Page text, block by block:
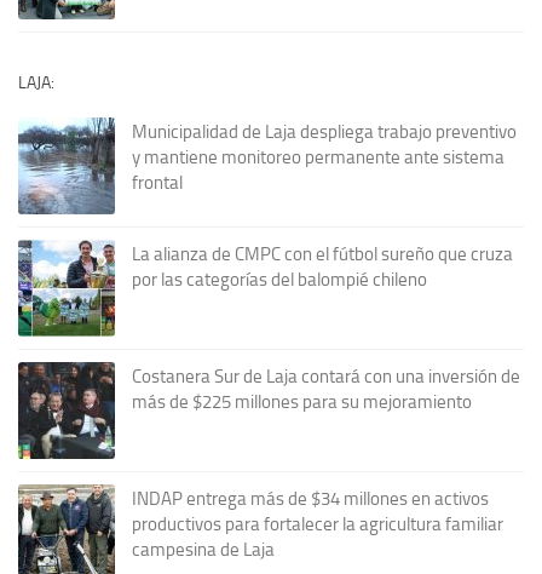
LAJA:
Municipalidad de Laja despliega trabajo preventivo
y mantiene monitoreo permanente ante sistema
frontal
La alianza de CMPC con el fútbol sureño que cruza
por las categorías del balompié chileno
Costanera Sur de Laja contará con una inversión de
más de $225 millones para su mejoramiento
INDAP entrega más de $34 millones en activos
productivos para fortalecer la agricultura familiar
campesina de Laja